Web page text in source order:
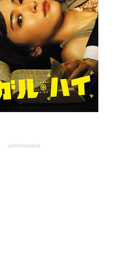
ィ
る
イト
イト
advertisement